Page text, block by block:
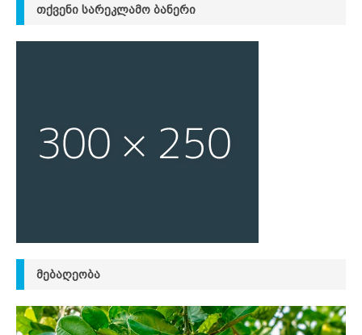
ᲗᲥᲕᲔᲜᲘ ᲡᲐᲠᲔᲙᲚᲐᲛᲝ ᲑᲐᲜᲔᲠᲘ
ᲛᲔᲑᲐᲦᲔᲝᲑᲐ